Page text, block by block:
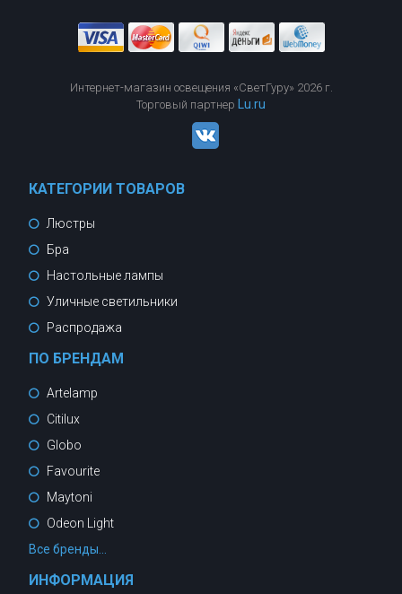
Интернет-магазин освещения «СветГуру» 2026 г.
Торговый партнер Lu.ru
КАТЕГОРИИ ТОВАРОВ
Люстры
Бра
Настольные лампы
Уличные светильники
Распродажа
ПО БРЕНДАМ
Artelamp
Citilux
Globo
Favourite
Maytoni
Odeon Light
Все бренды...
ИНФОРМАЦИЯ